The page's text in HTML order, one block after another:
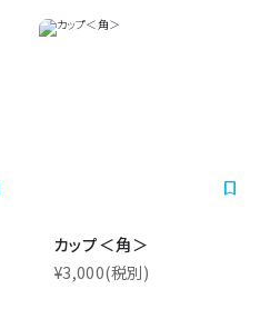
bookmark_border
カップ＜角＞
¥3,000(税別)